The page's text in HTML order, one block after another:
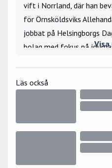
vift i Norrland, där han
för Örnsköldsviks
jobbat på Helsingborgs
bolag med fokus på
på isen. Bevakade
Bratislava samt JVM
Största hockeyminne:
Visa
Läs också